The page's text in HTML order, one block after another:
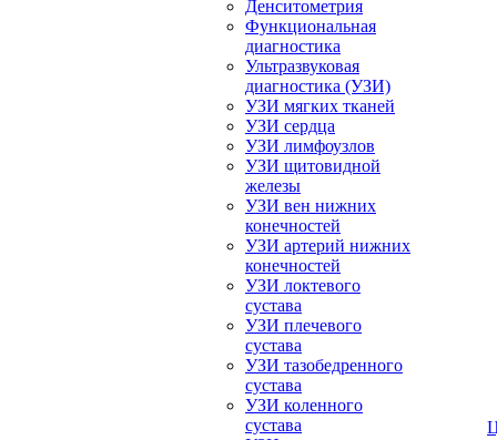
Денситометрия
Функциональная
диагностика
Ультразвуковая
диагностика (УЗИ)
УЗИ мягких тканей
УЗИ сердца
УЗИ лимфоузлов
УЗИ щитовидной
железы
УЗИ вен нижних
конечностей
УЗИ артерий нижних
конечностей
УЗИ локтевого
сустава
УЗИ плечевого
сустава
УЗИ тазобедренного
сустава
УЗИ коленного
сустава